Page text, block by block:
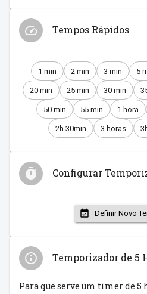
Tempos Rápidos
1 min 2 min 3 min 5
20 min 25 min 30 min
50 min 55 min 1 hora
2h 30min 3 horas
Configurar
Definir Novo
Temporizador de 5
Para que serve um timer de 5